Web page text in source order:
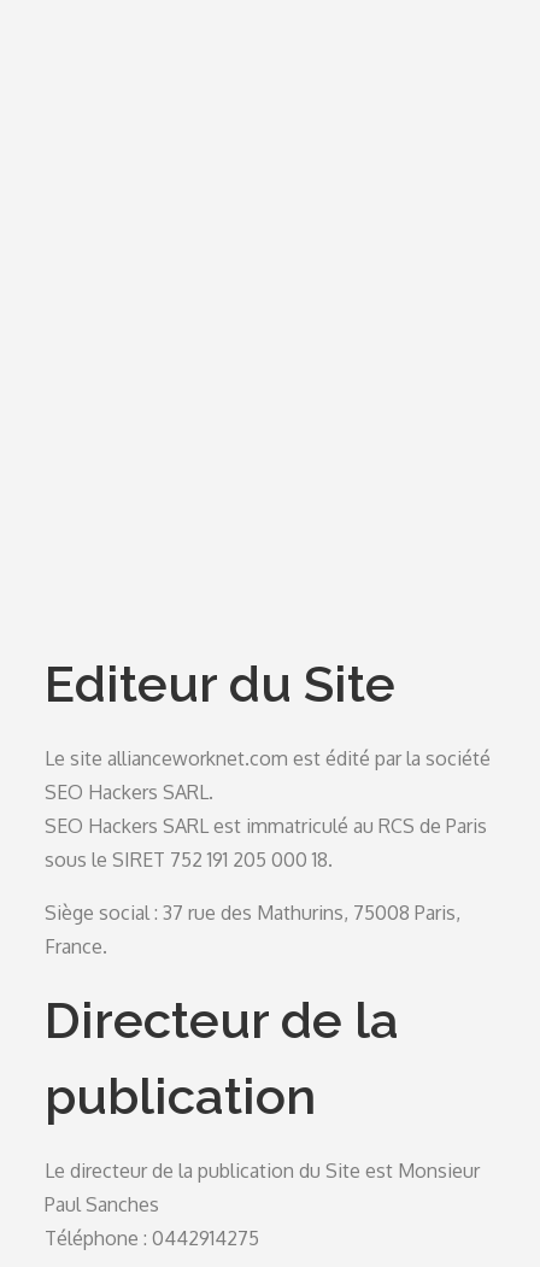
Editeur du Site
Le site allianceworknet.com est édité par la société
SEO Hackers SARL.
SEO Hackers SARL est immatriculé au RCS de Paris
sous le SIRET 752 191 205 000 18.
Siège social : 37 rue des Mathurins, 75008 Paris,
France.
Directeur de la
publication
Le directeur de la publication du Site est Monsieur
Paul Sanches
Téléphone : 0442914275